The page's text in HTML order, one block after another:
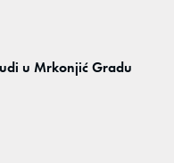
u Mrkonjić Gradu